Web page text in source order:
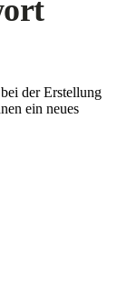
der Erstellung
ein neues